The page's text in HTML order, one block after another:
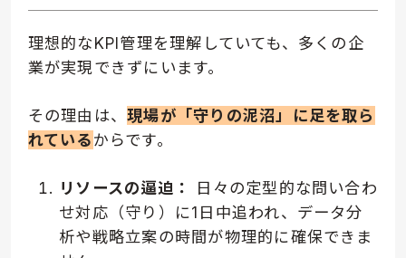
理想的なKPI管理を理解していても、多くの企
業が実現できずにいます。
その理由は、現場が「守りの泥沼」に足を取ら
れているからです。
リソースの逼迫：
日々の定型的な問い合わ
せ対応（守り）に1日中追われ、データ分
析や戦略立案の時間が物理的に確保できま